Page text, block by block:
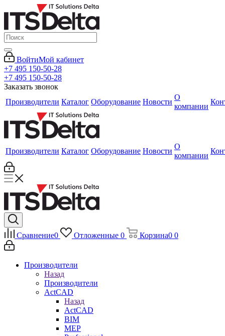
ВойтиМой кабинет
+7 495 150-50-28
+7 495 150-50-28
Заказать звонок
Производители Каталог Оборудование Новости
О
компании
Производители Каталог Оборудование Новости
О
компании
Сравнение0 Отложенные 0 Корзина0 0
Производители
Назад
Производители
ActCAD
Назад
ActCAD
BIM
MEP